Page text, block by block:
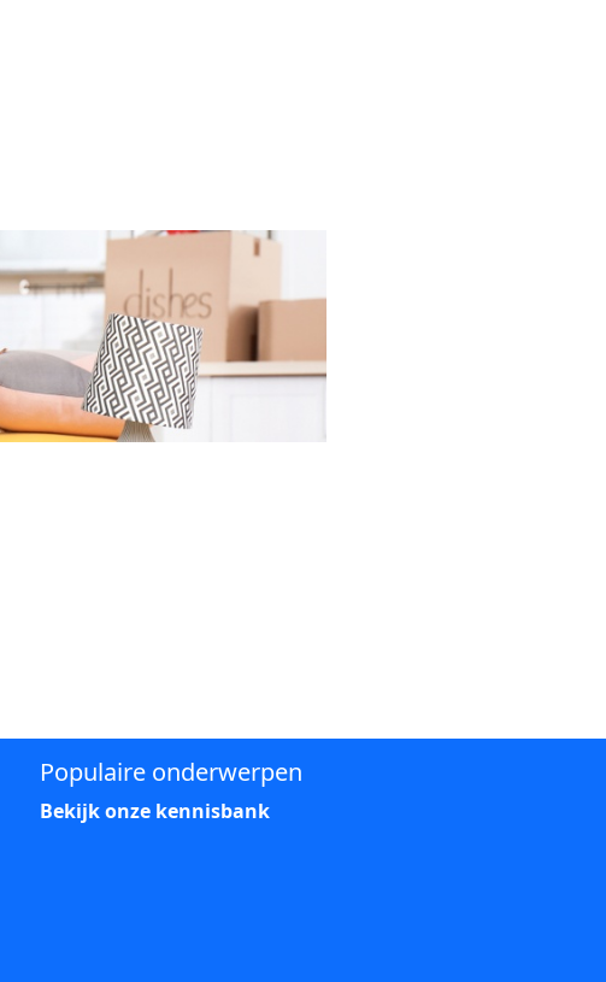
Populaire onderwerpen
Bekijk onze kennisbank